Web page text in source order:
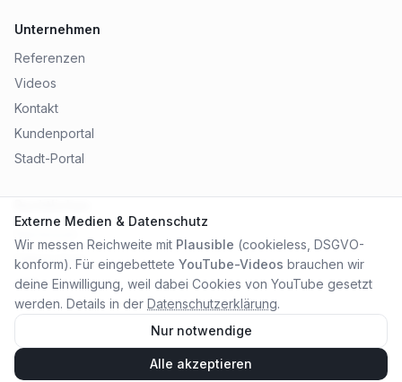
Unternehmen
Referenzen
Videos
Kontakt
Kundenportal
Stadt-Portal
Datenschutz
AGB
City Online Medien OHG . Alle Rechte vorbehalten.
Externe Medien & Datenschutz
Wir messen Reichweite mit Plausible (cookieless, DSGVO-
konform). Für eingebettete YouTube-Videos brauchen wir
deine Einwilligung, weil dabei Cookies von YouTube gesetzt
werden. Details in der Datenschutzerklärung.
Nur notwendige
Alle akzeptieren